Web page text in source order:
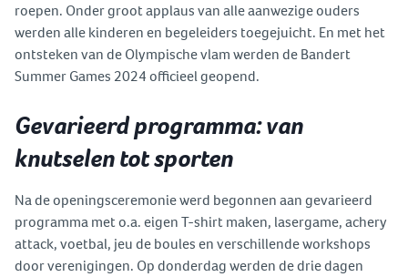
roepen. Onder groot applaus van alle aanwezige ouders
werden alle kinderen en begeleiders toegejuicht. En met het
ontsteken van de Olympische vlam werden de Bandert
Summer Games 2024 officieel geopend.
Gevarieerd programma: van
knutselen tot sporten
Na de openingsceremonie werd begonnen aan gevarieerd
programma met o.a. eigen T-shirt maken, lasergame, achery
attack, voetbal, jeu de boules en verschillende workshops
door verenigingen. Op donderdag werden de drie dagen